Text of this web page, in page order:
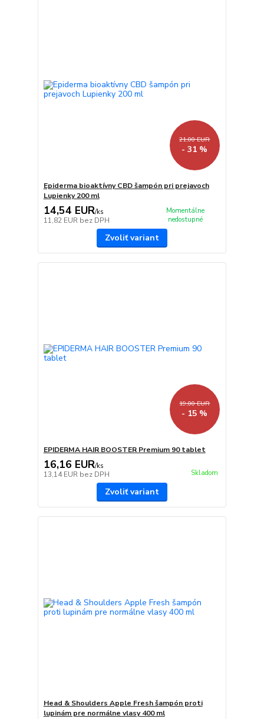
21,00 EUR
- 31 %
Epiderma bioaktívny CBD šampón pri prejavoch
Lupienky 200 ml
14,54 EUR/ks
11,82 EUR bez DPH
Momentálne
nedostupné
Zvoliť variant
19,00 EUR
- 15 %
EPIDERMA HAIR BOOSTER Premium 90 tablet
16,16 EUR/ks
13,14 EUR bez DPH Skladom
Zvoliť variant
Head & Shoulders Apple Fresh šampón proti
lupinám pre normálne vlasy 400 ml